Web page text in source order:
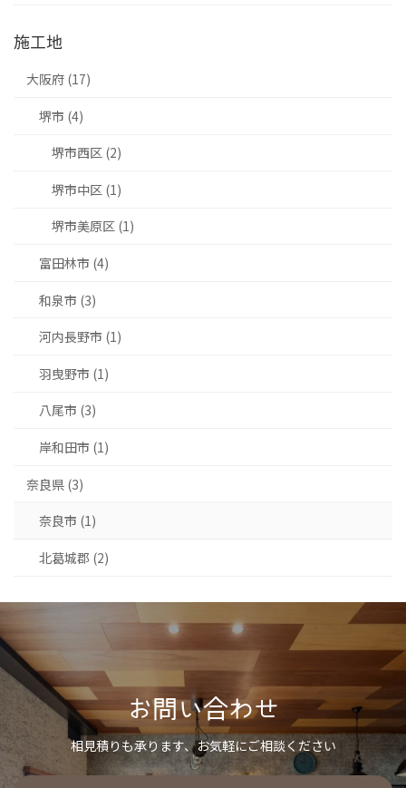
施工地
大阪府 (17)
堺市 (4)
堺市西区 (2)
堺市中区 (1)
堺市美原区 (1)
富田林市 (4)
和泉市 (3)
河内長野市 (1)
羽曳野市 (1)
八尾市 (3)
岸和田市 (1)
奈良県 (3)
奈良市 (1)
北葛城郡 (2)
お問い合わせ
相見積りも承ります、お気軽にご相談ください